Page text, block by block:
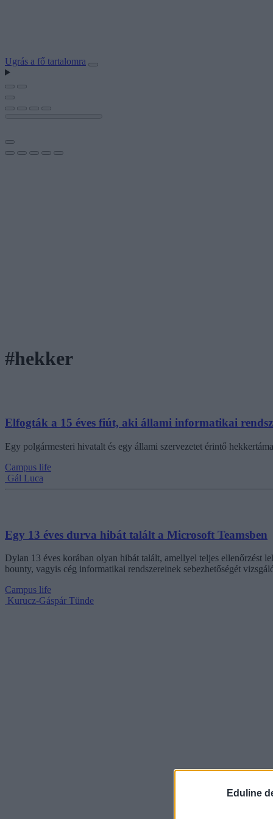
Eduline
Ugrás a fő tartalomra
#hekker
Elfogták a 15 éves fiút, aki állami informatikai
Egy polgármesteri hivatalt és egy állami szervezetet érintő
Campus life
Gál Luca
Egy 13 éves durva hibát talált a Microsoft Teamsben
Dylan 13 éves korában olyan hibát talált, amellyel teljes ellenőrzést
bounty, vagyis cég informatikai rendszereinek sebezhetőségét
Campus life
Kurucz-Gáspár Tünde